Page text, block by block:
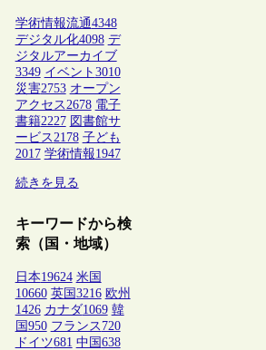
学術情報流通4348
デジタル化4098 デ
ジタルアーカイブ
3349 イベント 3010
災害2753 オープン
アクセス2678 電子
書籍2227 図書館サ
ービス2178 子ども
2017 学術情報1947
続きを見る
キーワードから検
索（国・地域）
日本19624 米国
10660 英国 3216 欧州
1426 カナダ1069 韓
国 950 フランス 720
ドイツ681 中国 638